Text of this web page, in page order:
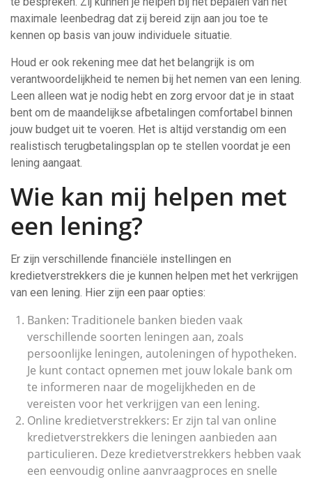
maximale leenbedrag dat zij bereid zijn aan jou toe te
kennen op basis van jouw individuele situatie.
Houd er ook rekening mee dat het belangrijk is om
verantwoordelijkheid te nemen bij het nemen van een lening.
Leen alleen wat je nodig hebt en zorg ervoor dat je in staat
bent om de maandelijkse afbetalingen comfortabel binnen
jouw budget uit te voeren. Het is altijd verstandig om een
realistisch terugbetalingsplan op te stellen voordat je een
lening aangaat.
Wie kan mij helpen met
een lening?
Er zijn verschillende financiële instellingen en
kredietverstrekkers die je kunnen helpen met het verkrijgen
van een lening. Hier zijn een paar opties:
Banken: Traditionele banken bieden vaak
verschillende soorten leningen aan, zoals
persoonlijke leningen, autoleningen of hypotheken.
Je kunt contact opnemen met jouw lokale bank om
te informeren naar de mogelijkheden en de
vereisten voor het verkrijgen van een lening.
Online kredietverstrekkers: Er zijn tal van online
kredietverstrekkers die leningen aanbieden aan
particulieren. Deze kredietverstrekkers hebben vaak
een eenvoudig online aanvraagproces en snelle